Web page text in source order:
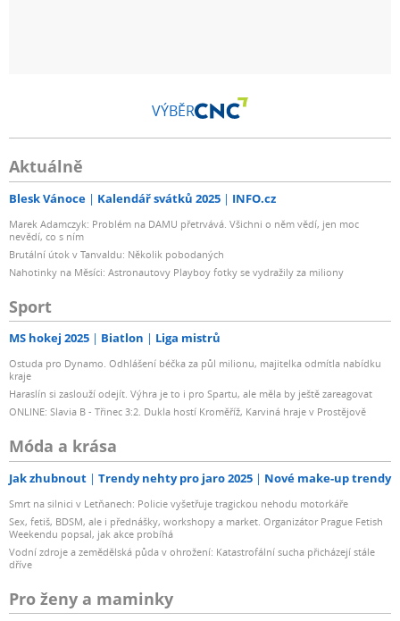
VÝBĚR
Aktuálně
Blesk Vánoce Kalendář svátků 2025 INFO.cz
Marek Adamczyk: Problém na DAMU přetrvává. Všichni o něm vědí, jen moc
nevědí, co s ním
Brutální útok v Tanvaldu: Několik pobodaných
Nahotinky na Měsíci: Astronautovy Playboy fotky se vydražily za miliony
Sport
MS hokej 2025 Biatlon Liga mistrů
Ostuda pro Dynamo. Odhlášení béčka za půl milionu, majitelka odmítla nabídku
kraje
Haraslín si zaslouží odejít. Výhra je to i pro Spartu, ale měla by ještě zareagovat
ONLINE: Slavia B - Třinec 3:2. Dukla hostí Kroměříž, Karviná hraje v Prostějově
Móda a krása
Jak zhubnout Trendy nehty pro jaro 2025 Nové make-up trendy
Smrt na silnici v Letňanech: Policie vyšetřuje tragickou nehodu motorkáře
Sex, fetiš, BDSM, ale i přednášky, workshopy a market. Organizátor Prague Fetish
Weekendu popsal, jak akce probíhá
Vodní zdroje a zemědělská půda v ohrožení: Katastrofální sucha přicházejí stále
dříve
Pro ženy a maminky